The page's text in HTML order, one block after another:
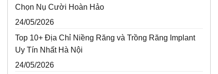
Chọn Nụ Cười Hoàn Hảo
24/05/2026
Top 10+ Địa Chỉ Niềng Răng và Trồng Răng Implant
Uy Tín Nhất Hà Nội
24/05/2026